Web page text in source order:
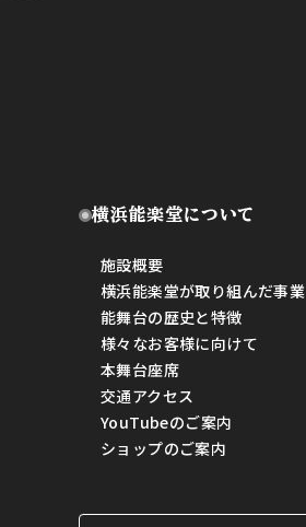
横浜能楽堂について
施設概要
横浜能楽堂が取り組んだ事業
能舞台の歴史と特徴
様々なお客様に向けて
本舞台座席
交通アクセス
YouTubeのご案内
ショップのご案内